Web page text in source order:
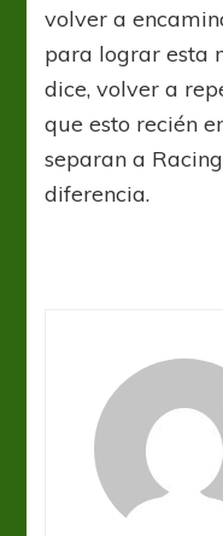
volver a
para lograr esta
dice, volver a
que esto recién
separan a
diferencia.